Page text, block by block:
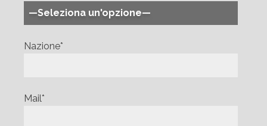
Nazione*
Mail*